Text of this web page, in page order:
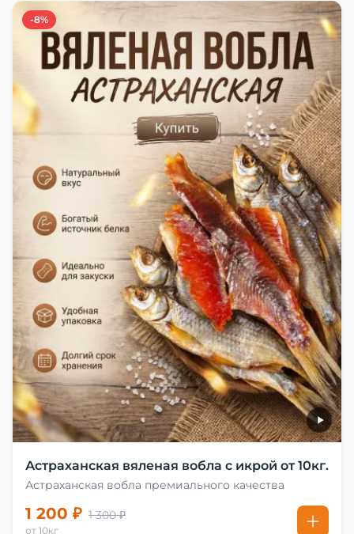
-8%
Астраханская вяленая вобла с икрой от 10кг.
Астраханская вобла премиального качества
1 200 ₽ 1 300 ₽
от 10кг